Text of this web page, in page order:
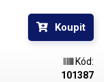
je potřeba často
mačkáním
vliv na změnu
Koupit
Kód:
101387